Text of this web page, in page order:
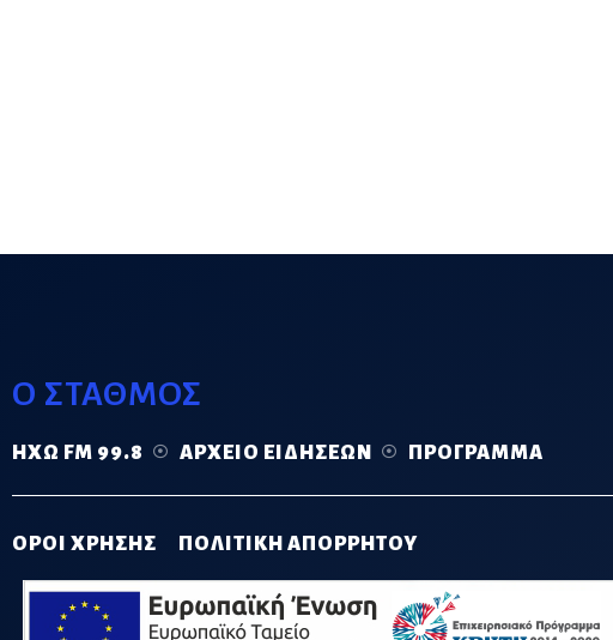
Ο ΣΤΑΘΜΟΣ
ΗΧΏ FM 99.8 ΑΡΧΕΊΟ ΕΙΔΉΣΕΩΝ ΠΡΌΓΡΑΜΜΑ
ΟΡΟΙ ΧΡΗΣΗΣ ΠΟΛΙΤΙΚΗ ΑΠΟΡΡΗΤΟΥ